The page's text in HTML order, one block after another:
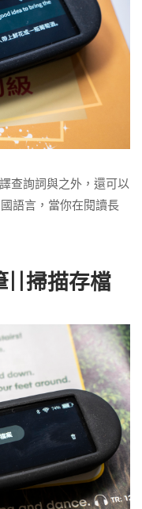
查詢詞與之外，還可以
語言 ，當你在閱讀長
||掃描存檔